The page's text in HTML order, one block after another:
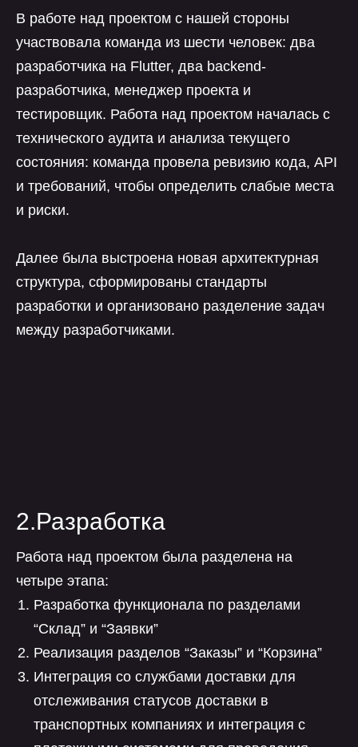
В работе над проектом с нашей стороны
участвовала команда из шести человек: два
разработчика на Flutter, два backend-
разработчика, менеджер проекта и
тестировщик. Работа над проектом началась с
технического аудита и анализа текущего
состояния: команда провела ревизию кода, API
и требований, чтобы определить слабые места
и риски.
Далее была выстроена новая архитектурная
структура, сформированы стандарты
разработки и организовано разделение задач
между разработчиками.
2.Разработка
Работа над проектом была разделена на
четыре этапа:
Разработка функционала по разделами
“Склад” и “Заявки”
Реализация разделов “Заказы” и “Корзина”
Интеграция со службами доставки для
отслеживания статусов доставки в
транспортных компаниях и интеграция с